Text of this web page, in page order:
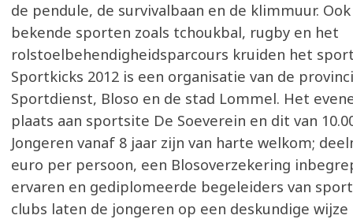
de pendule, de survivalbaan en de klimmuur.
bekende sporten zoals tchoukbal, rugby en het
rolstoelbehendigheidsparcours kruiden het
Sportkicks 2012 is een organisatie van de
Sportdienst, Bloso en de stad Lommel. Het
plaats aan sportsite De Soeverein en dit van
Jongeren vanaf 8 jaar zijn van harte welkom;
euro per persoon, een Blosoverzekering
ervaren en gediplomeerde begeleiders van
clubs laten de jongeren op een deskundige